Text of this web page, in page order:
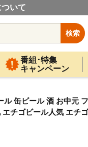
いて
検索
番組･特集
キャンペーン
缶ビール 酒 お中元
チゴビール人気 エチ